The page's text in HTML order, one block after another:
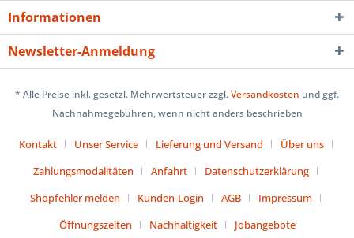
Informationen
Newsletter-Anmeldung
* Alle Preise inkl. gesetzl. Mehrwertsteuer zzgl.Versandkosten und ggf.
Nachnahmegebühren, wenn nicht anders beschrieben
Kontakt Unser Service Lieferung und Versand
Über uns
Zahlungsmodalitäten
Anfahrt
Datenschutzerklärung
Shopfehler melden
Kunden-Login AGB
Impressum
Öffnungszeiten
Nachhaltigkeit Jobangebote